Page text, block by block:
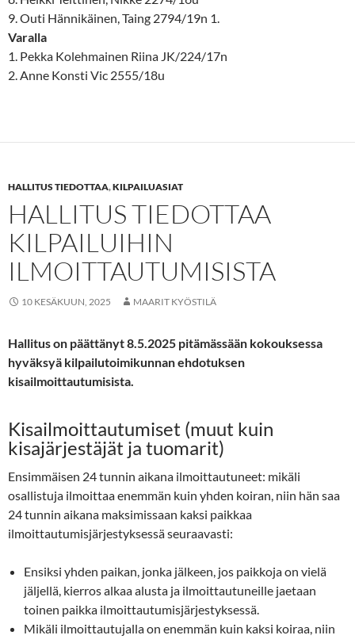
9. Outi Hännikäinen, Taing 2794/19n 1.
Varalla
1. Pekka Kolehmainen Riina JK/224/17n
2. Anne Konsti Vic 2555/18u
HALLITUS TIEDOTTAA,KILPAILUASIAT
HALLITUS TIEDOTTAA
KILPAILUIHIN
ILMOITTAUTUMISISTA
10 KESÄKUUN, 2025 MAARIT KYÖSTILÄ
Hallitus on päättänyt 8.5.2025 pitämässään kokouksessa
hyväksyä kilpailutoimikunnan ehdotuksen
kisailmoittautumisista.
Kisailmoittautumiset (muut kuin
kisajärjestäjät ja tuomarit)
Ensimmäisen 24 tunnin aikana ilmoittautuneet: mikäli
osallistuja ilmoittaa enemmän kuin yhden koiran, niin hän saa
24 tunnin aikana maksimissaan kaksi paikkaa
ilmoittautumisjärjestyksessä seuraavasti:
Ensiksi yhden paikan, jonka jälkeen, jos paikkoja on vielä
jäljellä, kierros alkaa alusta ja ilmoittautuneille jaetaan
toinen paikka ilmoittautumisjärjestyksessä.
Mikäli ilmoittautujalla on enemmän kuin kaksi koiraa, niin